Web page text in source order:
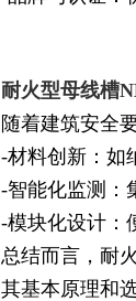
耐火型母线槽
随着建筑安全
-材料创新：如
-智能化监测：
-模块化设计：
总结而言，耐
其基本原理和